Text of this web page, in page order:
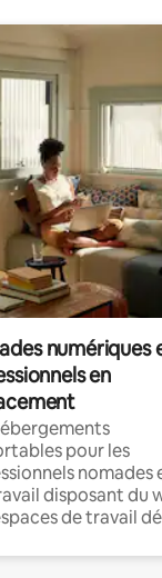
numériques
en
pour les
nomades
disposant du
de travail